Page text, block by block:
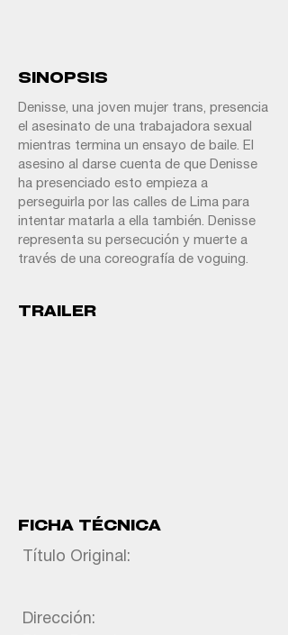
SINOPSIS
Denisse, una joven mujer trans, presencia
el asesinato de una trabajadora sexual
mientras termina un ensayo de baile. El
asesino al darse cuenta de que Denisse
ha presenciado esto empieza a
perseguirla por las calles de Lima para
intentar matarla a ella también. Denisse
representa su persecución y muerte a
través de una coreografía de voguing.
TRAILER
FICHA TÉCNICA
Título Original:
Dirección: